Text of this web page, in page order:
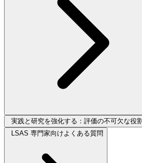
実践と研究を強化する：評価の不可欠な役割
LSAS 専門家向けよくある質問